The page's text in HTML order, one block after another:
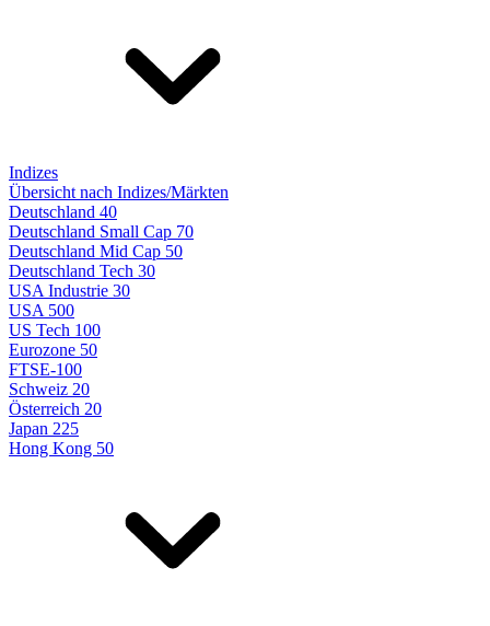
Indizes
Übersicht nach Indizes/Märkten
Deutschland 40
Deutschland Small Cap 70
Deutschland Mid Cap 50
Deutschland Tech 30
USA Industrie 30
USA 500
US Tech 100
Eurozone 50
FTSE-100
Schweiz 20
Österreich 20
Japan 225
Hong Kong 50